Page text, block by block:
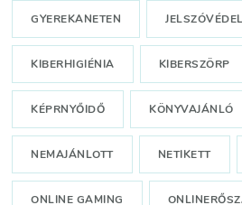
GYEREKANETEN
KIBERHIGIÉNIA KIBERSZÖRP
KÉPRNYŐIDŐ KÖNYVAJÁNLÓ
NEMAJÁNLOTT NETIKETT
ONLINE GAMING